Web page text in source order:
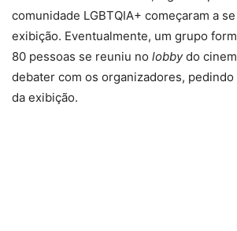
comunidade LGBTQIA+ começaram a
exibição. Eventualmente, um grupo
80 pessoas se reuniu no lobbydo
debater com os organizadores,
da exibição.